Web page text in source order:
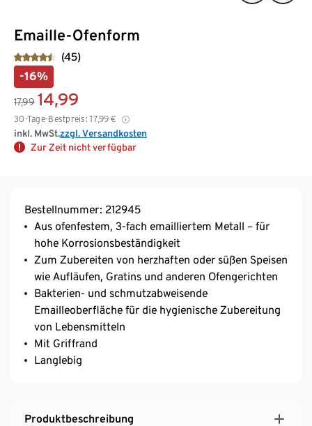
Emaille-Ofenform
(45)
-16%
17,99 14,99
30-Tage-Bestpreis: 17,99 €
inkl. MwSt.zzgl. Versandkosten
Zur Zeit nicht verfügbar
Bestellnummer: 212945
Aus ofenfestem, 3-fach emailliertem Metall – für
hohe Korrosionsbeständigkeit
Zum Zubereiten von herzhaften oder süßen Speisen
wie Aufläufen, Gratins und anderen Ofengerichten
Bakterien- und schmutzabweisende
Emailleoberfläche für die hygienische Zubereitung
von Lebensmitteln
Mit Griffrand
Langlebig
Produktbeschreibung